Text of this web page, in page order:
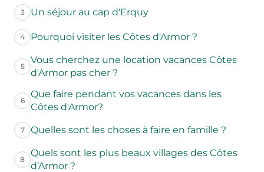
3 Un séjour au cap d'Erquy
4 Pourquoi visiter les Côtes d'Armor ?
5
Vous cherchez une location vacances Côtes
d'Armor pas cher ?
6
Que faire pendant vos vacances dans les
Côtes d'Armor?
7 Quelles sont les choses à faire en famille ?
8
Quels sont les plus beaux villages des Côtes
d’Armor ?